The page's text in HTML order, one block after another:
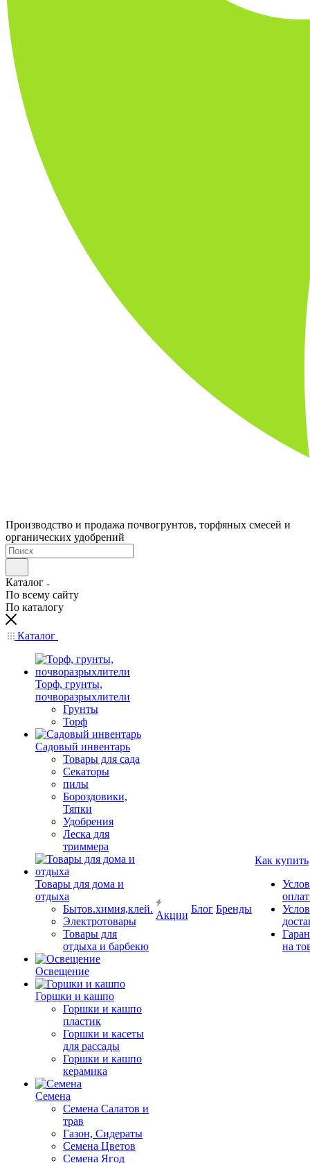
Производство и продажа почвогрунтов, торфяных смесей и
органических удобрений
Каталог
По всему сайту
По каталогу
Каталог
Торф, грунты,
почворазрыхлители
Грунты
Торф
Садовый инвентарь
Товары для сада
Секаторы
пилы
Бороздовики,
Тяпки
Удобрения
Леска для
триммера
Товары для дома и
отдыха
Бытов.химия,клей.
Электротовары
Товары для
отдыха и барбекю
Освещение
Горшки и кашпо
Горшки и кашпо
пластик
Горшки и касеты
для рассады
Горшки и кашпо
керамика
Семена
Семена Салатов и
трав
Газон, Сидераты
Семена Цветов
Семена Ягод
Акции
Блог Бренды
Как купить
на